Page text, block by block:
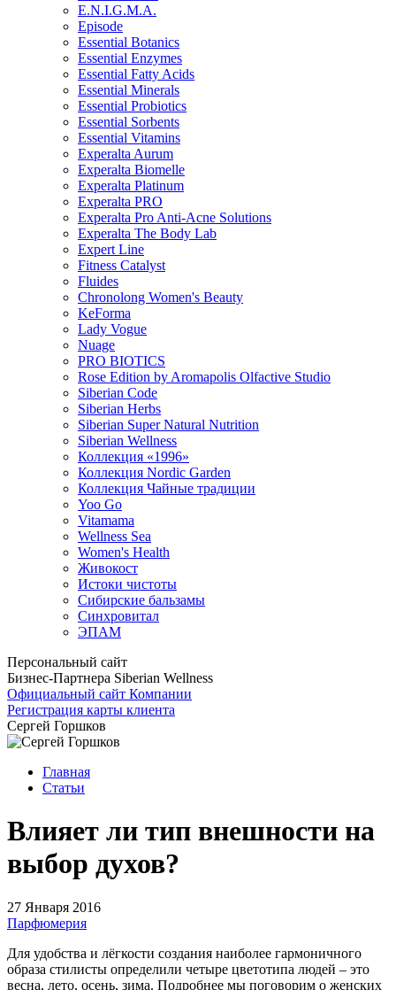
E.N.I.G.M.A.
Episode
Essential Botanics
Essential Enzymes
Essential Fatty Acids
Essential Minerals
Essential Probiotics
Essential Sorbents
Essential Vitamins
Experalta Aurum
Experalta Biomelle
Experalta Platinum
Experalta PRO
Experalta Pro Anti-Acne Solutions
Experalta The Body Lab
Expert Line
Fitness Catalyst
Fluides
Chronolong Women's Beauty
KeForma
Lady Vogue
Nuage
PRO BIOTICS
Rose Edition by Aromapolis Olfactive Studio
Siberian Code
Siberian Herbs
Siberian Super Natural Nutrition
Siberian Wellness
Коллекция «1996»
Коллекция Nordic Garden
Коллекция Чайные традиции
Yoo Go
Vitamama
Wellness Sea
Women's Health
Живокост
Истоки чистоты
Сибирские бальзамы
Синхровитал
ЭПАМ
Персональный сайт
Бизнес-Партнера Siberian Wellness
Официальный сайт Компании
Регистрация карты клиента
Сергей Горшков
Главная
Статьи
Влияет ли тип внешности на
выбор духов?
27 Января 2016
Парфюмерия
Для удобства и лёгкости создания наиболее гармоничного
образа стилисты определили четыре цветотипа людей – это
весна, лето, осень, зима. Подробнее мы поговорим о женских